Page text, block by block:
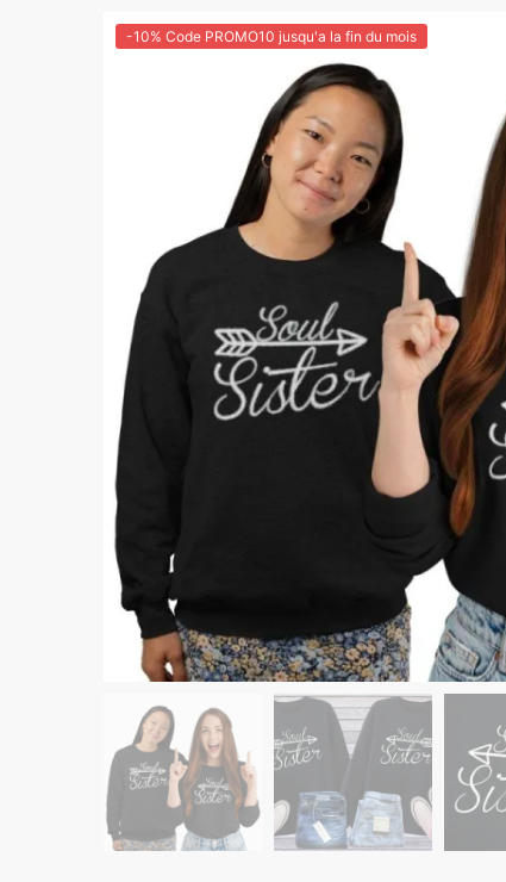
-10% Code PROMO10 jusqu'a la fin du mois